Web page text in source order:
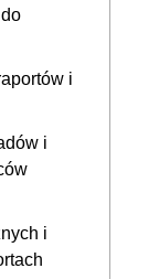
i
i
i